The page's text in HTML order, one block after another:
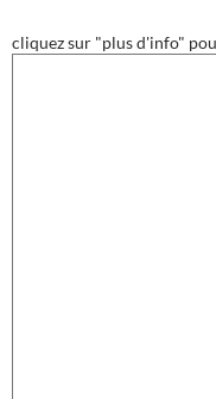
cliquez sur "plus d'info"